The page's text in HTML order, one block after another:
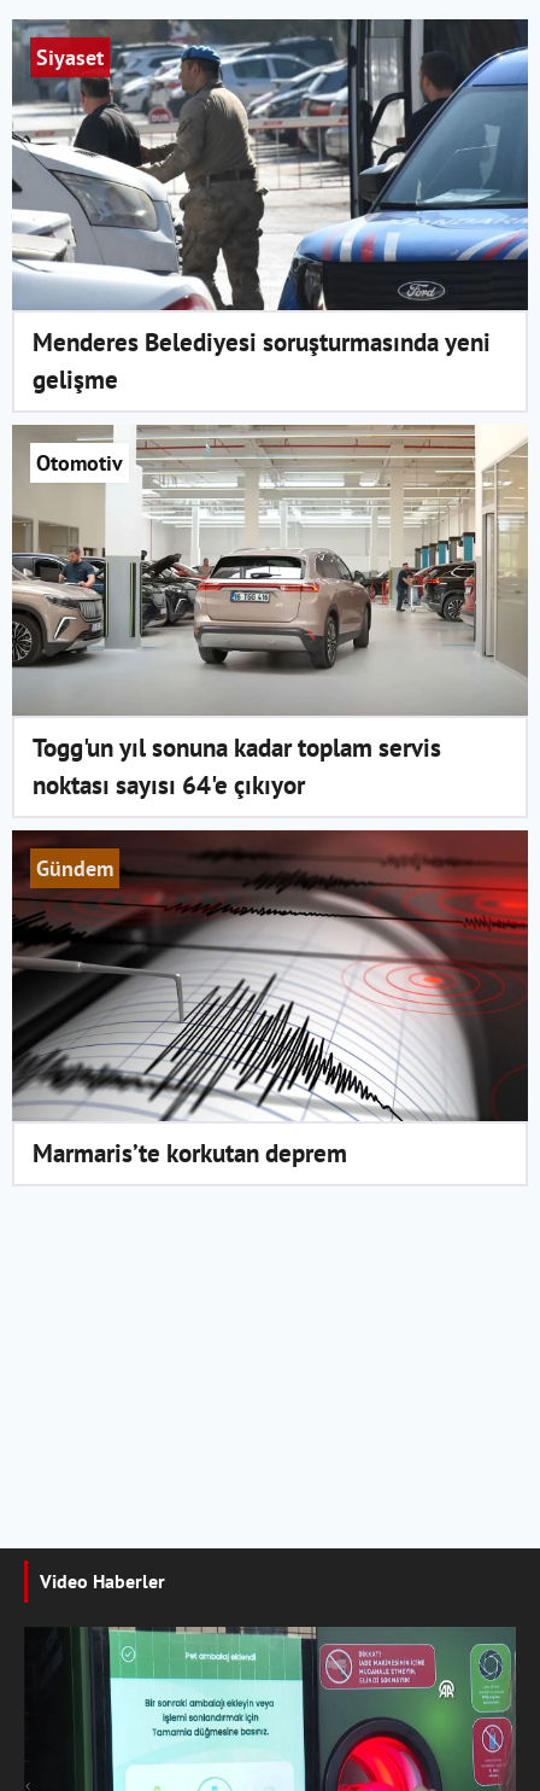
Siyaset
Menderes Belediyesi soruşturmasında yeni
gelişme
Otomotiv
Togg'un yıl sonuna kadar toplam servis
noktası sayısı 64'e çıkıyor
Gündem
Marmaris’te korkutan deprem
Video Haberler